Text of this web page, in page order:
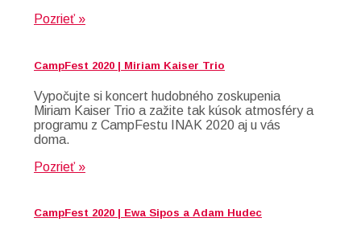
Pozrieť »
CampFest 2020 | Miriam Kaiser Trio
Vypočujte si koncert hudobného zoskupenia
Miriam Kaiser Trio a zažite tak kúsok atmosféry a
programu z CampFestu INAK 2020 aj u vás
doma.
Pozrieť »
CampFest 2020 | Ewa Sipos a Adam Hudec